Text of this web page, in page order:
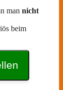
man nicht
beim